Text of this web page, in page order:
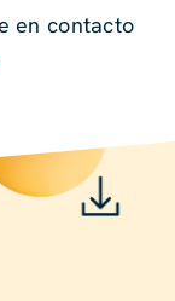
en contacto